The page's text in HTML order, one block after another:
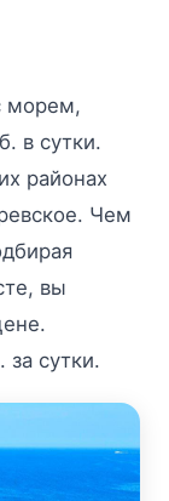
морем,
в сутки.
районах
Чем
вы
сутки.